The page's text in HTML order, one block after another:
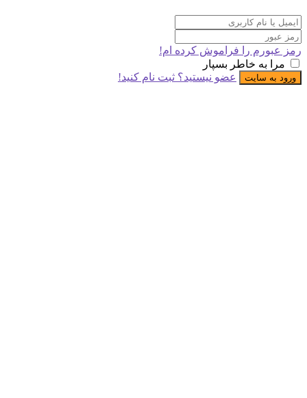
را فراموش کرده ام!
خاطر بسپار
سایت عضو نیستید؟ ثبت نام کنید!